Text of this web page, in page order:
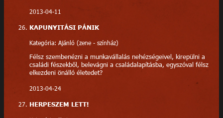
2013-04-11
KAPUNYITÁSI PÁNIK
Kategória: Ajánló (zene - színház)
Félsz szembenézni a munkavállalás nehézségeivel, kirepülni a
családi fészekből, belevágni a családalapításba, egyszóval félsz
elkezdeni önálló életedet?
2013-04-24
HERPESZEM LETT!